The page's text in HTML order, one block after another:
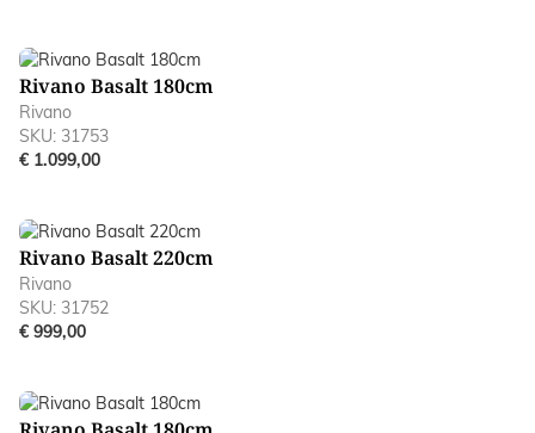
Rivano Basalt 180cm
Rivano
SKU: 31753
€ 1.099,00
Rivano Basalt 220cm
Rivano
SKU: 31752
€ 999,00